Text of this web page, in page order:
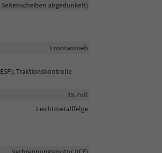
abgedunkelt)
Frontantrieb
Traktionskontrolle
15 Zoll
Leichtmetallfelge